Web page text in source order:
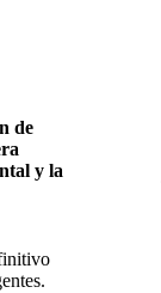
de
y la